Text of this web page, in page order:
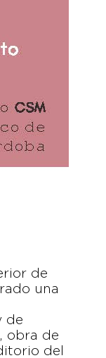
de
una
de
obra de
del